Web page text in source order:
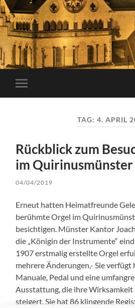
Mobile-
Menü
TAG: 4. APRIL
Rückblick zum
im Quirinusmünster
04/04/2019
Erneut hatten Heimatfreunde
berühmte Orgel im
besichtigen. Münster Kantor
die „Königin der Instrumente“
1907 erstmalig erstellte Orgel
mehrere Änderungen,- Sie verfügt
Manuale, Pedal und eine
Ausstattung, die ihre
steigert. Sie hat 86 klingende